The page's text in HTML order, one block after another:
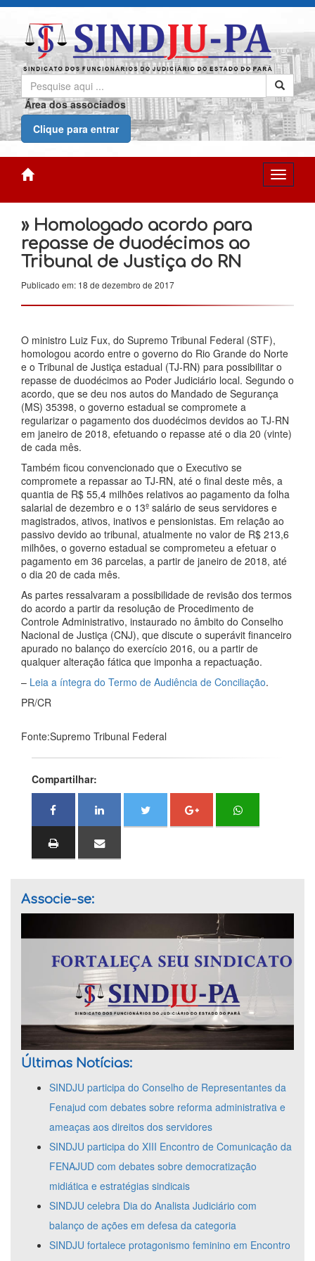
Área dos associados
Clique para entrar
» Homologado acordo para
repasse de duodécimos ao
Tribunal de Justiça do RN
Publicado em: 18 de dezembro de 2017
O ministro Luiz Fux, do Supremo Tribunal Federal (STF),
homologou acordo entre o governo do Rio Grande do Norte
e o Tribunal de Justiça estadual (TJ-RN) para possibilitar o
repasse de duodécimos ao Poder Judiciário local. Segundo o
acordo, que se deu nos autos do Mandado de Segurança
(MS) 35398, o governo estadual se compromete a
regularizar o pagamento dos duodécimos devidos ao TJ-RN
em janeiro de 2018, efetuando o repasse até o dia 20 (vinte)
de cada mês.
Também ficou convencionado que o Executivo se
compromete a repassar ao TJ-RN, até o final deste mês, a
quantia de R$ 55,4 milhões relativos ao pagamento da folha
salarial de dezembro e o 13º salário de seus servidores e
magistrados, ativos, inativos e pensionistas. Em relação ao
passivo devido ao tribunal, atualmente no valor de R$ 213,6
milhões, o governo estadual se comprometeu a efetuar o
pagamento em 36 parcelas, a partir de janeiro de 2018, até
o dia 20 de cada mês.
As partes ressalvaram a possibilidade de revisão dos termos
do acordo a partir da resolução de Procedimento de
Controle Administrativo, instaurado no âmbito do Conselho
Nacional de Justiça (CNJ), que discute o superávit financeiro
apurado no balanço do exercício 2016, ou a partir de
qualquer alteração fática que imponha a repactuação.
– Leia a íntegra do Termo de Audiência de Conciliação.
PR/CR
Fonte:Supremo Tribunal Federal
Compartilhar:
Associe-se:
Últimas Notícias:
SINDJU participa do Conselho de Representantes da
Fenajud com debates sobre reforma administrativa e
ameaças aos direitos dos servidores
SINDJU participa do XIII Encontro de Comunicação da
FENAJUD com debates sobre democratização
midiática e estratégias sindicais
SINDJU celebra Dia do Analista Judiciário com
balanço de ações em defesa da categoria
SINDJU fortalece protagonismo feminino em Encontro